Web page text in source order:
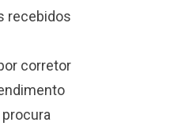
recebidos
corretor